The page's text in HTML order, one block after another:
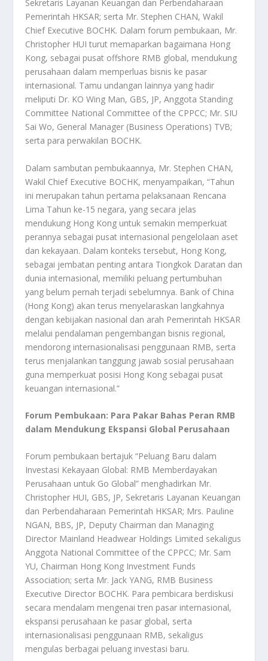
Sekretaris Layanan Keuangan dan Perbendaharaan
Pemerintah HKSAR; serta Mr. Stephen CHAN, Wakil
Chief Executive BOCHK. Dalam forum pembukaan, Mr.
Christopher HUI turut memaparkan bagaimana Hong
Kong, sebagai pusat offshore RMB global, mendukung
perusahaan dalam memperluas bisnis ke pasar
internasional. Tamu undangan lainnya yang hadir
meliputi Dr. KO Wing Man, GBS, JP, Anggota Standing
Committee National Committee of the CPPCC; Mr. SIU
Sai Wo, General Manager (Business Operations) TVB;
serta para perwakilan BOCHK.
Dalam sambutan pembukaannya, Mr. Stephen CHAN,
Wakil Chief Executive BOCHK, menyampaikan, “Tahun
ini merupakan tahun pertama pelaksanaan Rencana
Lima Tahun ke-15 negara, yang secara jelas
mendukung Hong Kong untuk semakin memperkuat
perannya sebagai pusat internasional pengelolaan aset
dan kekayaan. Dalam konteks tersebut, Hong Kong,
sebagai jembatan penting antara Tiongkok Daratan dan
dunia internasional, memiliki peluang pertumbuhan
yang belum pernah terjadi sebelumnya. Bank of China
(Hong Kong) akan terus menyelaraskan langkahnya
dengan kebijakan nasional dan arah Pemerintah HKSAR
melalui pendalaman pengembangan bisnis regional,
mendorong internasionalisasi penggunaan RMB, serta
terus menjalankan tanggung jawab sosial perusahaan
guna memperkuat posisi Hong Kong sebagai pusat
keuangan internasional.”
Forum Pembukaan: Para Pakar Bahas Peran RMB
dalam Mendukung Ekspansi Global Perusahaan
Forum pembukaan bertajuk “Peluang Baru dalam
Investasi Kekayaan Global: RMB Memberdayakan
Perusahaan untuk Go Global” menghadirkan Mr.
Christopher HUI, GBS, JP, Sekretaris Layanan Keuangan
dan Perbendaharaan Pemerintah HKSAR; Mrs. Pauline
NGAN, BBS, JP, Deputy Chairman dan Managing
Director Mainland Headwear Holdings Limited sekaligus
Anggota National Committee of the CPPCC; Mr. Sam
YU, Chairman Hong Kong Investment Funds
Association; serta Mr. Jack YANG, RMB Business
Executive Director BOCHK. Para pembicara berdiskusi
secara mendalam mengenai tren pasar internasional,
ekspansi perusahaan ke pasar global, serta
internasionalisasi penggunaan RMB, sekaligus
mengulas berbagai peluang investasi baru.